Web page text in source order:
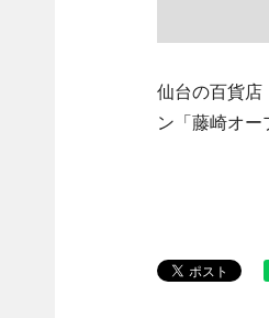
仙台の百貨店
ン「藤崎オー